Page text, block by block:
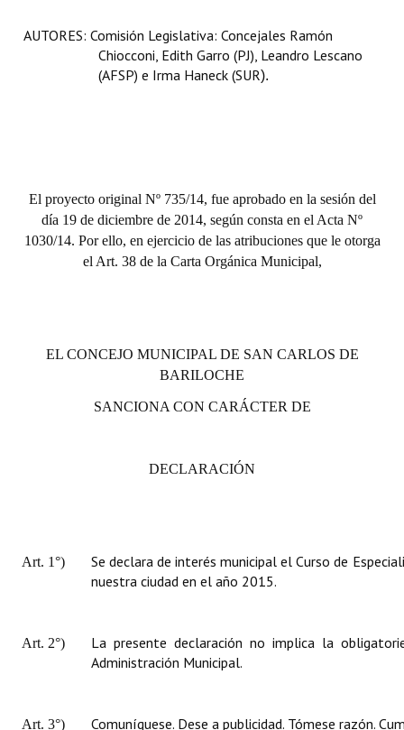
AUTORES: Comisión Legislativa: Concejales Ramón
Chiocconi, Edith Garro (PJ), Leandro Lescano
(AFSP) e Irma Haneck (SUR).
El proyecto original Nº 735/14, fue aprobado en la sesión del
día 19 de diciembre de 2014, según consta en el Acta Nº
1030/14. Por ello, en ejercicio de las atribuciones que le otorga
el Art. 38 de la Carta Orgánica Municipal,
EL CONCEJO MUNICIPAL DE SAN CARLOS DE
BARILOCHE
SANCIONA CON CARÁCTER DE
DECLARACIÓN
Art. 1°)
Se declara de interés municipal el Curso de
nuestra ciudad en el año 2015.
Art. 2°)
La presente declaración no implica la
Administración Municipal.
Art. 3°) Comuníquese. Dese a publicidad. Tómese razón.